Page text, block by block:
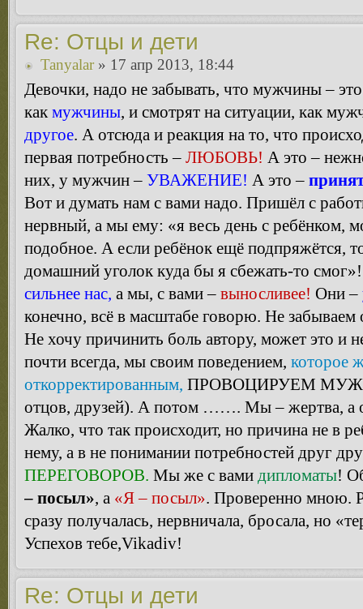
Re: Отцы и дети
Tanyalar» 17 апр 2013, 18:44
Девочки, надо не забывать, что мужчины –
какмужчины, и смотрят на ситуации, как
другое. А отсюда и реакция на то, что
первая потребность – ЛЮБОВЬ! А это –
них, у мужчин – УВАЖЕНИЕ! А это –
Вот и думать нам с вами надо. Пришёл с
нервный, а мы ему: «я весь день с ребёнком,
подобное. А если ребёнок ещё подпряжётся,
домашний уголок куда бы я сбежать-то
сильнее нас, а мы, с вами – выносливее! Они –
конечно, всё в масштабе говорю. Не
Не хочу причинить боль автору, может это и
почти всегда, мы своим поведением, которое
откорректированным, ПРОВОЦИРУЕМ
отцов, друзей). А потом ……. Мы – жертва, а
Жалко, что так происходит, но причина не в
нему, а в не понимании потребностей друг
ПЕРЕГОВОРОВ. Мы же с вами дипломаты!
– посыл», а «Я – посыл». Проверенно мною.
сразу получалась, нервничала, бросала, но
Успехов тебе,Vikadiv!
Re: Отцы и дети